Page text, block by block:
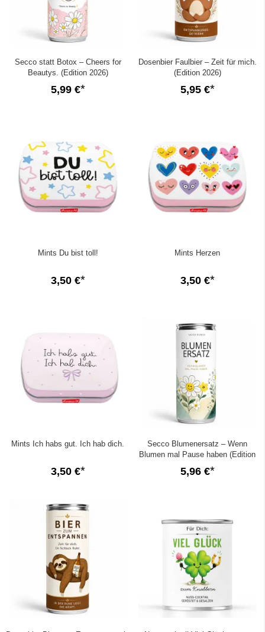
Secco statt Botox – Cheers for
Beautys. (Edition 2026)
5,99 €
Dosenbier Faulbier – Zeit für mich.
(Edition 2026)
5,95 €
Mints Du bist toll!
3,50 €
Mints Herzen
3,50 €
Mints Ich habs gut. Ich hab dich.
3,50 €
Secco Blumenersatz – Wenn
Blumen mal Pause haben (Edition
5,96 €